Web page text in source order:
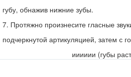
губу, обнажив нижние зубы.
7. Протяжно произнесите гласные
подчеркнутой артикуляцией, затем с
ииииии (губы